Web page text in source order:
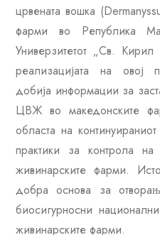
црвената вошка (
фарми во Република
Универзитетот „Св.
реализацијата на овој
добија информации за
ЦВЖ во македонските
областа на
практики за контрола
живинарските фарми.
добра основа за
биосигурносни
живинарските фарми.